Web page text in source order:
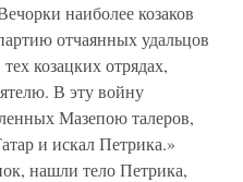
наиболее козаков
отчаянных удальцов
козацких отрядах,
В эту войну
Мазепою талеров,
и искал Петрика.»
нашли тело Петрика,